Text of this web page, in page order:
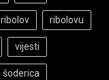
ribolov ribolovu
vijesti
šoderica